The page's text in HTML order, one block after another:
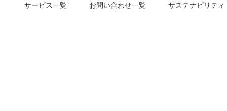
サービス一覧 お問い合わせ一覧 サステナビリティ